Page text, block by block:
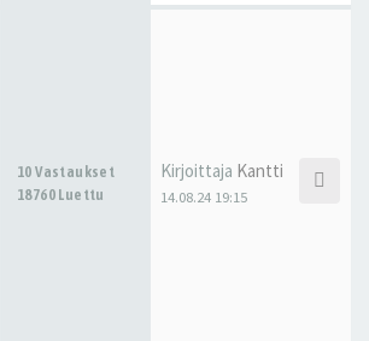
10 Vastaukset
18760 Luettu
Kirjoittaja Kantti
14.08.24 19:15